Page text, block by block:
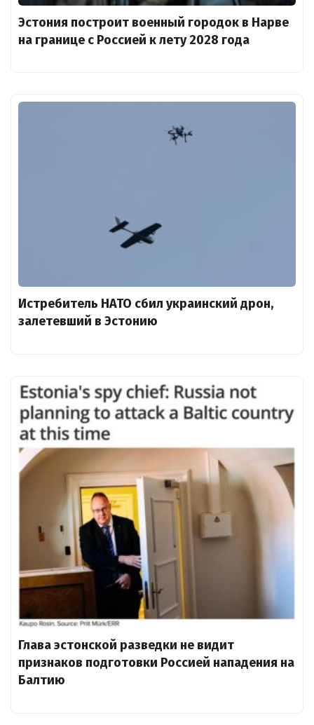
Эстония построит военный городок в Нарве
на границе с Россией к лету 2028 года
Истребитель НАТО сбил украинский дрон,
залетевший в Эстонию
Глава эстонской разведки не видит
признаков подготовки Россией нападения на
Балтию